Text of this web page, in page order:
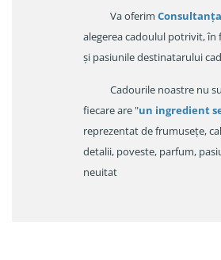
Va oferim
alegerea cadoulul potrivit, în
și pasiunile destinatarului
Cadourile noastre nu
fiecare are "un ingredient
reprezentat de frumusețe,
detalii, poveste, parfum,
neuitat